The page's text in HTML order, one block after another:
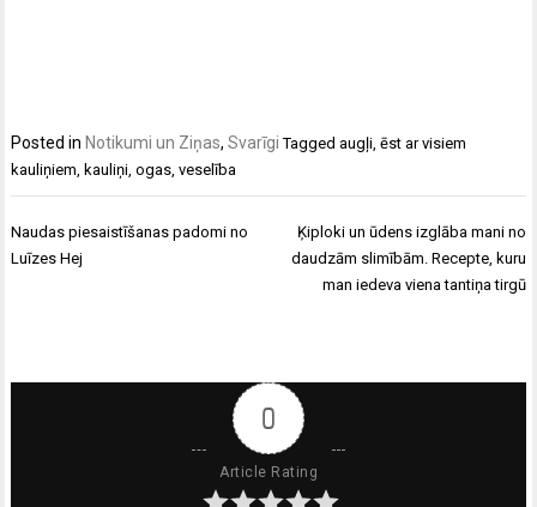
Posted in Notikumi un Ziņas,Svarīgi Taggedaugļi ,ēst ar visiem
kauliņiem kauliņi ,ogas ,veselība
Ziņu
izvēlne
Naudas piesaistīšanas padomi no
Luīzes Hej
Ķiploki un ūdens izglāba mani no
daudzām slimībām. Recepte, kuru
man iedeva viena tantiņa tirgū
0
Article Rating